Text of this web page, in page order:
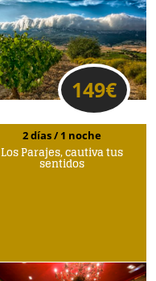
149€
2 días / 1 noche
Los Parajes, cautiva tus
sentidos